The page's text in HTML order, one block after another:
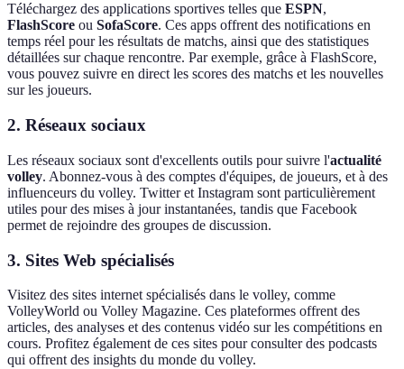
Téléchargez des applications sportives telles que ESPN,
FlashScore ou SofaScore. Ces apps offrent des notifications en
temps réel pour les résultats de matchs, ainsi que des statistiques
détaillées sur chaque rencontre. Par exemple, grâce à FlashScore,
vous pouvez suivre en direct les scores des matchs et les nouvelles
sur les joueurs.
2. Réseaux sociaux
Les réseaux sociaux sont d'excellents outils pour suivre l'actualité
volley. Abonnez-vous à des comptes d'équipes, de joueurs, et à des
influenceurs du volley. Twitter et Instagram sont particulièrement
utiles pour des mises à jour instantanées, tandis que Facebook
permet de rejoindre des groupes de discussion.
3. Sites Web spécialisés
Visitez des sites internet spécialisés dans le volley, comme
VolleyWorld ou Volley Magazine. Ces plateformes offrent des
articles, des analyses et des contenus vidéo sur les compétitions en
cours. Profitez également de ces sites pour consulter des podcasts
qui offrent des insights du monde du volley.